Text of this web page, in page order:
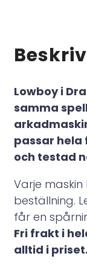
Lowboy i
samma
passar hela
och testad
Varje
beställning.
får en
Fri frakt i
alltid i priset.